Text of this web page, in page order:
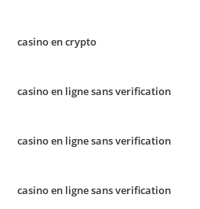
casino en crypto
casino en ligne sans verification
casino en ligne sans verification
casino en ligne sans verification